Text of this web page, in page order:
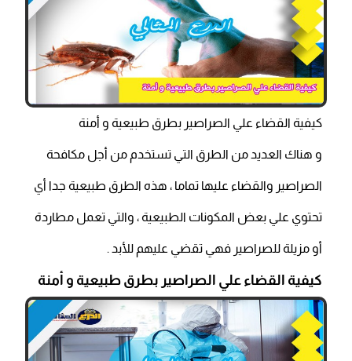
كيفية القضاء علي الصراصير بطرق طبيعية و أمنة
و هناك العديد من الطرق التي تستخدم من أجل مكافحة
الصراصير والقضاء عليها تماما ، هذه الطرق طبيعية جدا أي
تحتوي علي بعض المكونات الطبيعية ، والتي تعمل مطاردة
أو مزيلة للصراصير فهي تقضي عليهم للأبد .
كيفية القضاء علي الصراصير بطرق طبيعية و أمنة